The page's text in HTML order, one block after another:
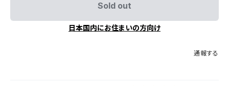
Sold out
日本国内にお住まいの方向け
通報する